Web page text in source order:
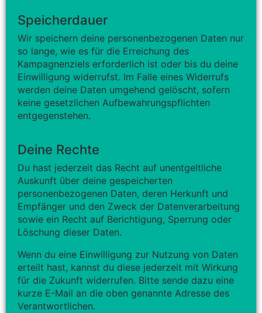
Speicherdauer
Wir speichern deine personenbezogenen Daten nur
so lange, wie es für die Erreichung des
Kampagnenziels erforderlich ist oder bis du deine
Einwilligung widerrufst. Im Falle eines Widerrufs
werden deine Daten umgehend gelöscht, sofern
keine gesetzlichen Aufbewahrungspflichten
entgegenstehen.
Deine Rechte
Du hast jederzeit das Recht auf unentgeltliche
Auskunft über deine gespeicherten
personenbezogenen Daten, deren Herkunft und
Empfänger und den Zweck der Datenverarbeitung
sowie ein Recht auf Berichtigung, Sperrung oder
Löschung dieser Daten.
Wenn du eine Einwilligung zur Nutzung von Daten
erteilt hast, kannst du diese jederzeit mit Wirkung
für die Zukunft widerrufen. Bitte sende dazu eine
kurze E-Mail an die oben genannte Adresse des
Verantwortlichen.